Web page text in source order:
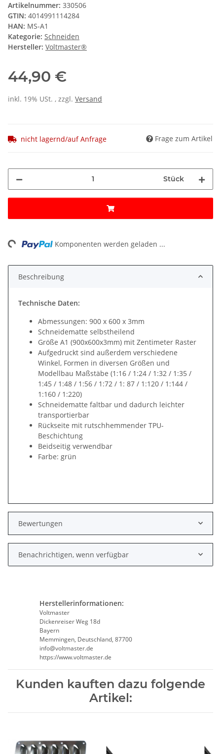
Artikelnummer: 330506
GTIN: 4014991114284
HAN: MS-A1
Kategorie: Schneiden
Hersteller: Voltmaster®
44,90 €
inkl. 19% USt. , zzgl. Versand
nicht lagernd/auf Anfrage Frage zum Artikel
Stück
Komponenten werden geladen ...
Beschreibung
Technische Daten:
Abmessungen: 900 x 600 x 3mm
Schneidematte selbstheilend
Größe A1 (900x600x3mm) mit Zentimeter Raster
Aufgedruckt sind außerdem verschiedene
Winkel, Formen in diversen Größen und
Modellbau Maßstäbe (1:16 / 1:24 / 1:32 / 1:35 /
1:45 / 1:48 / 1:56 / 1:72 / 1: 87 / 1:120 / 1:144 /
1:160 / 1:220)
Schneidematte faltbar und dadurch leichter
transportierbar
Rückseite mit rutschhemmender TPU-
Beschichtung
Beidseitig verwendbar
Farbe: grün
Bewertungen
Benachrichtigen, wenn verfügbar
Herstellerinformationen:
Voltmaster
Dickenreiser Weg 18d
Bayern
Memmingen, Deutschland, 87700
info@voltmaster.de
https://www.voltmaster.de
Kunden kauften dazu folgende
Artikel: